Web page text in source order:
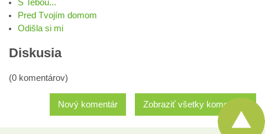
S Tebou...
Pred Tvojím domom
Odišla si mi
Diskusia
(0 komentárov)
Zobraziť všetky komentáre
Nový komentár